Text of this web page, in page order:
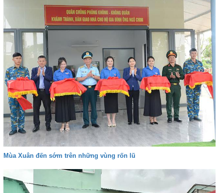
Mùa Xuân đến sớm trên những vùng rốn lũ